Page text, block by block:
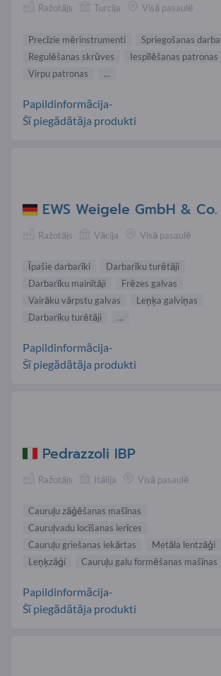
Ražotājs Turcija Visā pasaulē
Precīzie mērinstrumenti
Spriegošanas
Regulēšanas skrūves
Iespīlēšanas patronas
Virpu patronas
...
Papildinformācija-
Šī piegādātāja produkti
EWS Weigele GmbH & Co.
Ražotājs Vācija Visā pasaulē
Īpašie darbarīki
Darbarīku turētāji
Darbarīku mainītāji
Frēzes galvas
Vairāku vārpstu galvas
Leņķa galviņas
Darbarīku turētāji
...
Papildinformācija-
Šī piegādātāja produkti
Pedrazzoli IBP
Ražotājs Itālija Visā pasaulē
Cauruļu zāģēšanas mašīnas
Cauruļvadu locīšanas ierīces
Cauruļu griešanas iekārtas
Metāla lentzāģi
Leņķzāģi
Cauruļu galu formēšanas mašīnas
Papildinformācija-
Šī piegādātāja produkti